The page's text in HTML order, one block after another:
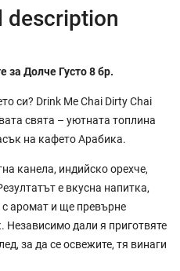
description
Долче Густо 8 бр.
си? Drink Me Chai Dirty Chai
свята – уютната топлина
на кафето Арабика.
канела, индийско орехче,
е вкусна напитка,
аромат и ще превърне
Независимо дали я приготвяте
за да се освежите, тя винаги